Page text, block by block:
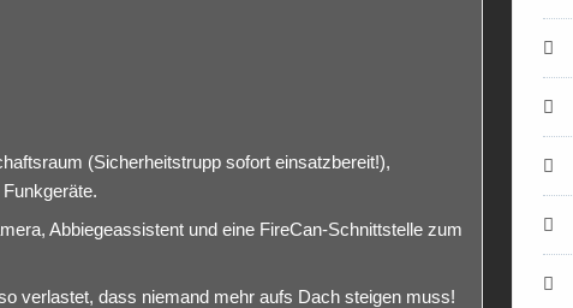
(Sicherheitstrupp sofort einsatzbereit!),
Abbiegeassistent und eine FireCan-Schnittstelle zum
verlastet, dass niemand mehr aufs Dach steigen muss!